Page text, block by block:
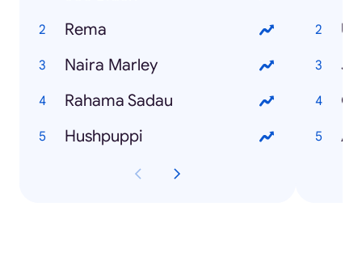
Rema
Naira Marley
Rahama Sadau
Hushpuppi